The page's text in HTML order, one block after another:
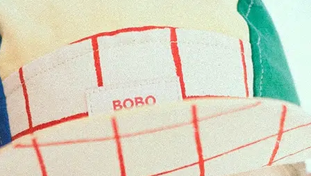
NOUS CONTACTER PRESSE & PARTENARIATS